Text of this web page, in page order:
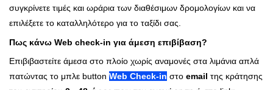
συγκρίνετε τιμές και ωράρια των διαθέσιμων δρομολογίων και να
επιλέξετε το καταλληλότερο για το ταξίδι σας.
Πως κάνω Web check-in για άμεση επιβίβαση?
Επιβιβαστείτε άμεσα στο πλοίο χωρίς αναμονές στα λιμάνια απλά
πατώντας το μπλε button Web Check-in στο email της κράτησης